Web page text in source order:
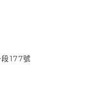
177號